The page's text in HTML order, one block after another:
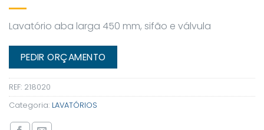
Lavatório aba larga 450 mm, sifão e válvula
PEDIR ORÇAMENTO
REF: 218020
Categoria: LAVATÓRIOS